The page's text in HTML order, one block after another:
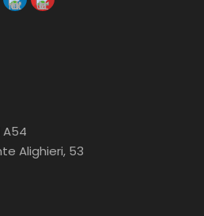
A54
Alighieri, 53